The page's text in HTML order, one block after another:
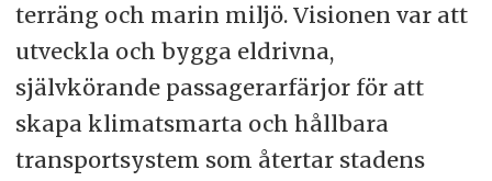
terräng och marin miljö. Visionen var att
utveckla och bygga eldrivna,
självkörande passagerarfärjor för att
skapa klimatsmarta och hållbara
transportsystem som återtar stadens